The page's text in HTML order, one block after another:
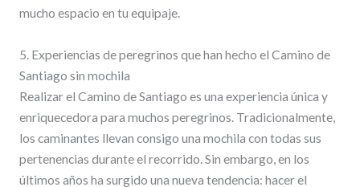
mucho espacio en tu equipaje.
5. Experiencias de peregrinos que han hecho el Camino de
Santiago sin mochila
Realizar el Camino de Santiago es una experiencia única y
enriquecedora para muchos peregrinos. Tradicionalmente,
los caminantes llevan consigo una mochila con todas sus
pertenencias durante el recorrido. Sin embargo, en los
últimos años ha surgido una nueva tendencia: hacer el